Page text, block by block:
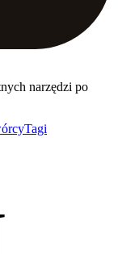
narzędzi po
Tagi